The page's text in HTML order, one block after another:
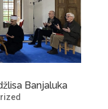
Banjaluka